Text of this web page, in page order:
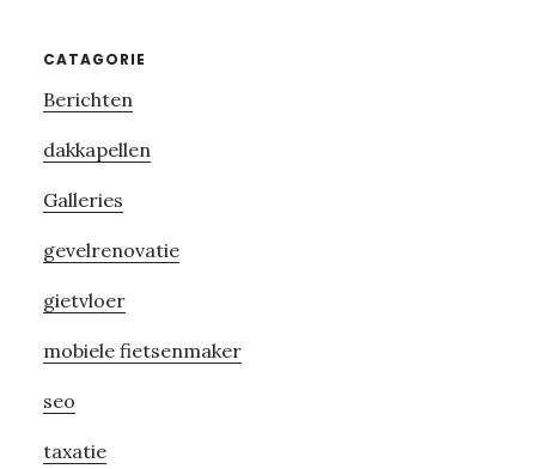
Primary
Sidebar
CATAGORIE
Berichten
dakkapellen
Galleries
gevelrenovatie
gietvloer
mobiele fietsenmaker
seo
taxatie